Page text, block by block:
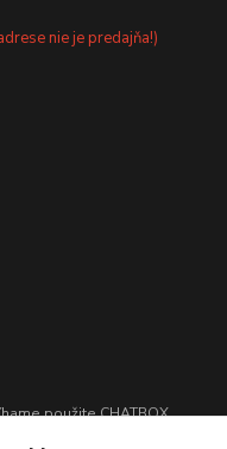
nie je predajňa!)
použite CHATBOX